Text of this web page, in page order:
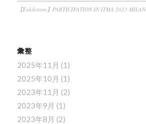
【Exhibition】PARTICIPATION IN ITMA 2023 MILAN
彙整
2025年11月 (1)
2025年10月 (1)
2023年11月 (2)
2023年9月 (1)
2023年8月 (2)